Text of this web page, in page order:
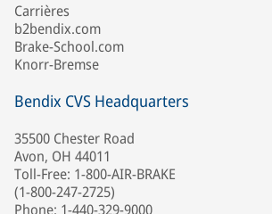
Carrières
b2bendix.com
Brake-School.com
Knorr-Bremse
Bendix CVS Headquarters
35500 Chester Road
Avon, OH 44011
Toll-Free: 1-800-AIR-BRAKE
(1-800-247-2725)
Phone: 1-440-329-9000